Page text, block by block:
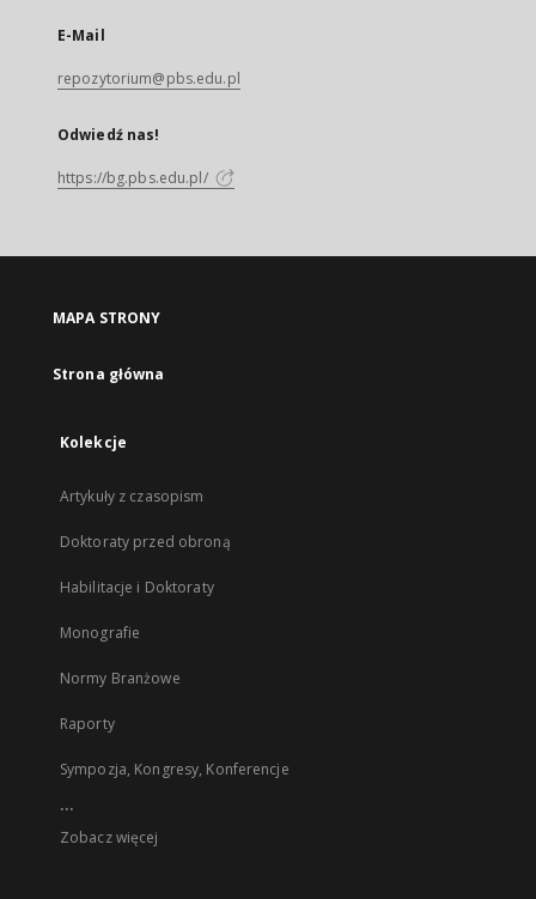
E-Mail
repozytorium@pbs.edu.pl
Odwiedź nas!
https://bg.pbs.edu.pl/
MAPA STRONY
Strona główna
Kolekcje
Artykuły z czasopism
Doktoraty przed obroną
Habilitacje i Doktoraty
Monografie
Normy Branżowe
Raporty
Sympozja, Kongresy, Konferencje
...
Zobacz więcej